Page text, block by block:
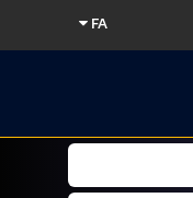
FA